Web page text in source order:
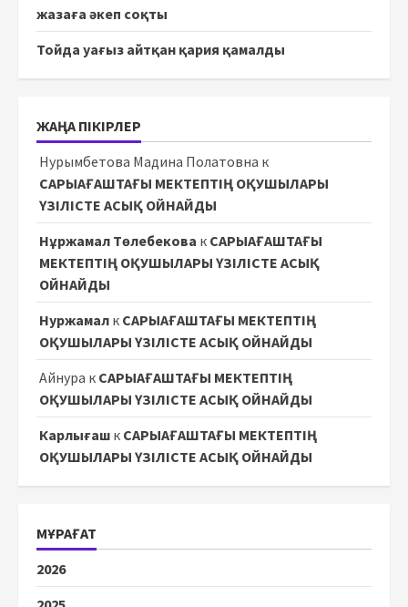
жазаға әкеп соқты
Тойда уағыз айтқан қария қамалды
ЖАҢА ПІКІРЛЕР
Нурымбетова Мадина Полатовна к
САРЫАҒАШТАҒЫ МЕКТЕПТІҢ ОҚУШЫЛАРЫ
ҮЗІЛІСТЕ АСЫҚ ОЙНАЙДЫ
Нұржамал Төлебекова к САРЫАҒАШТАҒЫ
МЕКТЕПТІҢ ОҚУШЫЛАРЫ ҮЗІЛІСТЕ АСЫҚ
ОЙНАЙДЫ
Нуржамал к САРЫАҒАШТАҒЫ МЕКТЕПТІҢ
ОҚУШЫЛАРЫ ҮЗІЛІСТЕ АСЫҚ ОЙНАЙДЫ
Айнура к САРЫАҒАШТАҒЫ МЕКТЕПТІҢ
ОҚУШЫЛАРЫ ҮЗІЛІСТЕ АСЫҚ ОЙНАЙДЫ
Карлығаш к САРЫАҒАШТАҒЫ МЕКТЕПТІҢ
ОҚУШЫЛАРЫ ҮЗІЛІСТЕ АСЫҚ ОЙНАЙДЫ
МҰРАҒАТ
2026